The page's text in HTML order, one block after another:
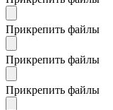
Прикрепить файлы
Прикрепить файлы
Прикрепить файлы